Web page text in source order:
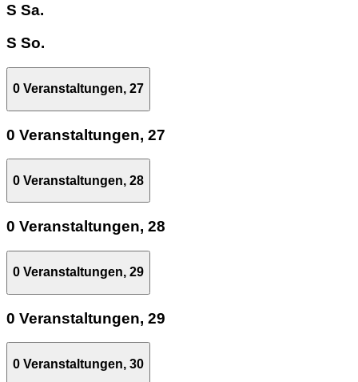
S Sa.
S So.
0 Veranstaltungen, 27
0 Veranstaltungen, 27
0 Veranstaltungen, 28
0 Veranstaltungen, 28
0 Veranstaltungen, 29
0 Veranstaltungen, 29
0 Veranstaltungen, 30